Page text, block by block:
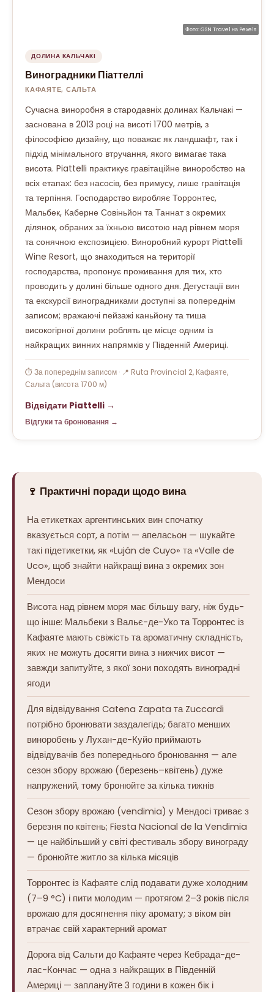
Фото:GSN Travel на Pexels
ДОЛИНА КАЛЬЧАКІ
Виноградники Піаттеллі
КАФАЯТЕ, САЛЬТА
Сучасна виноробня в стародавніх долинах Кальчакі —
заснована в 2013 році на висоті 1700 метрів, з
філософією дизайну, що поважає як ландшафт, так і
підхід мінімального втручання, якого вимагає така
висота. Piattelli практикує гравітаційне виноробство на
всіх етапах: без насосів, без примусу, лише гравітація
та терпіння. Господарство виробляє Торронтес,
Мальбек, Каберне Совіньйон та Таннат з окремих
ділянок, обраних за їхньою висотою над рівнем моря
та сонячною експозицією. Виноробний курорт Piattelli
Wine Resort, що знаходиться на території
господарства, пропонує проживання для тих, хто
проводить у долині більше одного дня. Дегустації вин
та екскурсії виноградниками доступні за попереднім
записом; вражаючі пейзажі каньйону та тиша
високогірної долини роблять це місце одним із
найкращих винних напрямків у Південній Америці.
⏱ За попереднім записом · 📍 Ruta Provincial 2, Кафаяте,
Сальта (висота 1700 м)
Відвідати Piattelli →
Відгуки та бронювання →
🍷 Практичні поради щодо вина
На етикетках аргентинських вин спочатку
вказується сорт, а потім — апеласьон — шукайте
такі підетикетки, як «Luján de Cuyo» та «Valle de
Uco», щоб знайти найкращі вина з окремих зон
Мендоси
Висота над рівнем моря має більшу вагу, ніж будь-
що інше: Мальбеки з Вальє-де-Уко та Торронтес із
Кафаяте мають свіжість та ароматичну складність,
яких не можуть досягти вина з нижчих висот —
завжди запитуйте, з якої зони походять виноградні
ягоди
Для відвідування Catena Zapata та Zuccardi
потрібно бронювати заздалегідь; багато менших
виноробень у Лухан-де-Куйо приймають
відвідувачів без попереднього бронювання — але
сезон збору врожаю (березень–квітень) дуже
напружений, тому бронюйте за кілька тижнів
Сезон збору врожаю (vendimia) у Мендосі триває з
березня по квітень; Fiesta Nacional de la Vendimia
— це найбільший у світі фестиваль збору винограду
— бронюйте житло за кілька місяців
Торронтес із Кафаяте слід подавати дуже холодним
(7–9 °C) і пити молодим — протягом 2–3 років після
врожаю для досягнення піку аромату; з віком він
втрачає свій характерний аромат
Дорога від Сальти до Кафаяте через Кебрада-де-
лас-Кончас — одна з найкращих в Південній
Америці — заплануйте 3 години в кожен бік і